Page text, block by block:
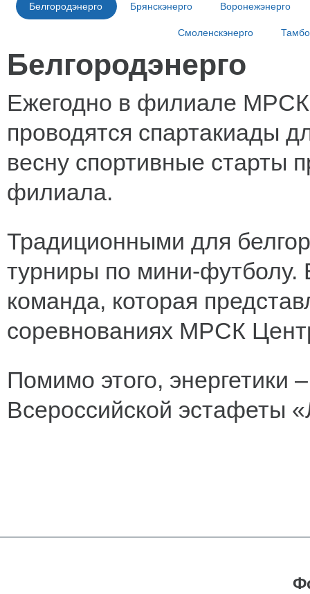
Белгородэнерго Брянскэнерго Воронежэнерго
Смоленскэнерго
Белгородэнерго
Ежегодно в филиале МРСК
проводятся спартакиады
весну спортивные старты
филиала.
Традиционными для
турниры по мини-футболу.
команда, которая
соревнованиях МРСК
Помимо этого, энергетики
Всероссийской эстафеты